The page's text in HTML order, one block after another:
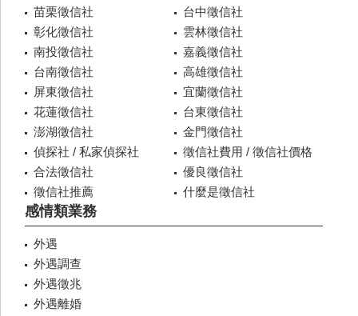
苗栗徵信社
台中徵信社
彰化徵信社
雲林徵信社
南投徵信社
嘉義徵信社
台南徵信社
高雄徵信社
屏東徵信社
宜蘭徵信社
花蓮徵信社
台東徵信社
澎湖徵信社
金門徵信社
偵探社 / 私家偵探社
徵信社費用 / 徵信社價格
合法徵信社
優良徵信社
徵信社推薦
什麼是徵信社
感情類業務
外遇
外遇調查
外遇徵兆
外遇離婚